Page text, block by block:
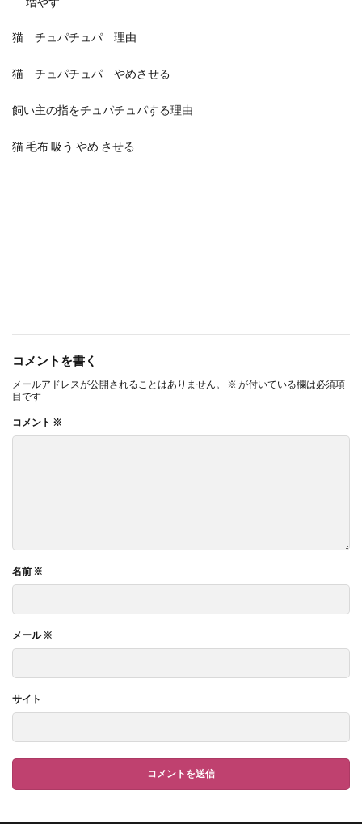
猫 チュパチュパ 理由
猫 チュパチュパ やめさせる
飼い主の指をチュパチュパする理由
猫 毛布 吸う やめ させる
コメントを書く
メールアドレスが公開されることはありません。 ※ が付いている欄は必須項
目です
コメント ※
名前 ※
メール※
サイト